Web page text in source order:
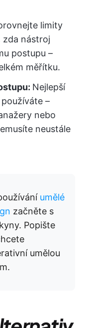
limity
zda nástroj
postupu –
měřítku.
Nejlepší
–
nebo
neustále
umělé
začněte s
Popište
umělou